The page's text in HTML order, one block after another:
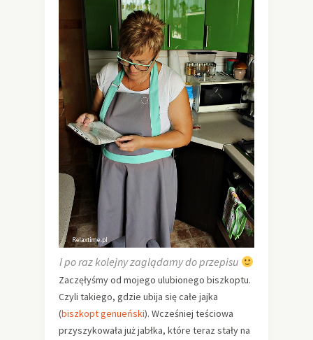
I po raz kolejny zaglądamy do przepisu
Zaczęłyśmy od mojego ulubionego biszkoptu.
Czyli takiego, gdzie ubija się całe jajka
(biszkopt genueński). Wcześniej teściowa
przyszykowała już jabłka, które teraz stały na